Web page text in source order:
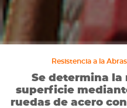
Resistencia a la
Se determina la
superficie
ruedas de acero